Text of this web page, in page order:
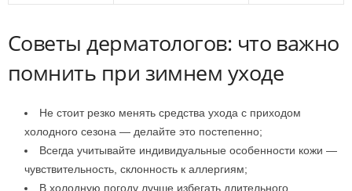
Советы дерматологов: что важно
помнить при зимнем уходе
Не стоит резко менять средства ухода с приходом
холодного сезона — делайте это постепенно;
Всегда учитывайте индивидуальные особенности кожи —
чувствительность, склонность к аллергиям;
В холодную погоду лучше избегать длительного